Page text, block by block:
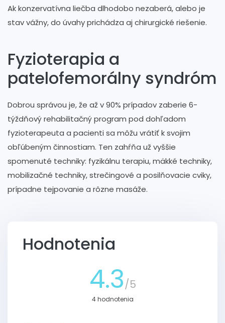
Ak konzervatívna liečba dlhodobo nezaberá, alebo je
stav vážny, do úvahy prichádza aj chirurgické riešenie.
Fyzioterapia a
patelofemorálny syndróm
Dobrou správou je, že až v 90% prípadov zaberie 6-
týždňový rehabilitačný program pod dohľadom
fyzioterapeuta a pacienti sa môžu vrátiť k svojim
obľúbeným činnostiam. Ten zahŕňa už vyššie
spomenuté techniky: fyzikálnu terapiu, mäkké techniky,
mobilizačné techniky, strečingové a posilňovacie cviky,
prípadne tejpovanie a rôzne masáže.
Hodnotenia
4.3/5
4 hodnotenia